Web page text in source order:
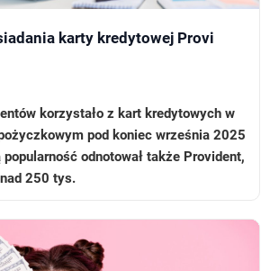
karty kredytowej Provi
korzystało z kart kredytowych w
pod koniec września 2025
odnotował także Provident,
250 tys.